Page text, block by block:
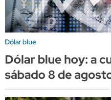
Dólar blue
Dólar blue hoy: a
sábado 8 de